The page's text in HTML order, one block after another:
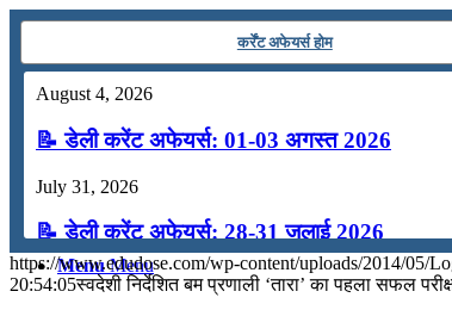
मॉक टेस्ट
टुडेज जीके
Menu Menu
कर्रेंट अफेयर्स होम
August 4, 2026
📝 डेली करेंट अफेयर्स: 01-03 अगस्त 2026
July 31, 2026
📝 डेली करेंट अफेयर्स: 28-31 जुलाई 2026
July 28, 2026
https://www.edudose.com/wp-content/uploads/2014/05/
20:54:05स्वदेशी निर्देशित बम प्रणाली ‘तारा’ का पहला सफल